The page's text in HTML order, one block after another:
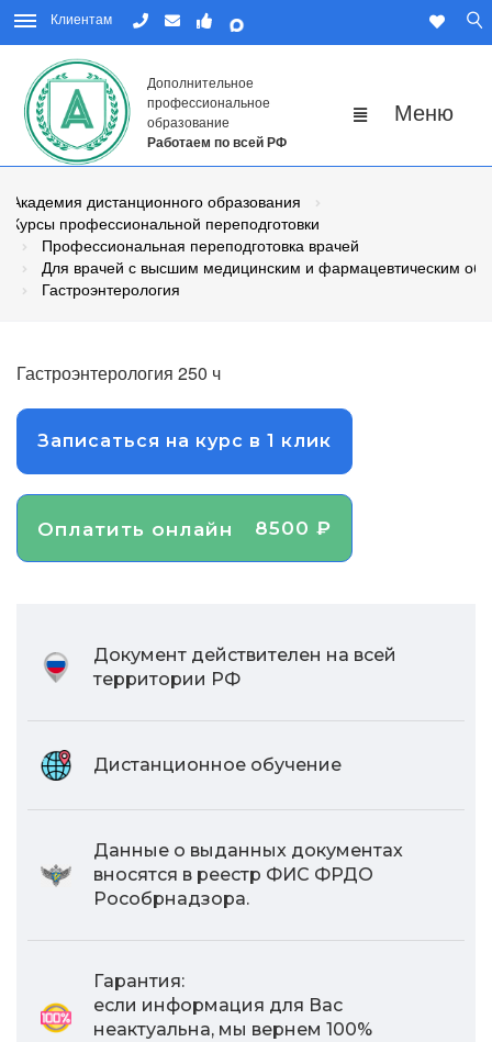
Клиентам
Дополнительное
профессиональное
образование
Работаем по всей РФ
Академия дистанционного образования
Курсы профессиональной переподготовки
Профессиональная переподготовка врачей
Для врачей с высшим медицинским и фармацевтическим
Гастроэнтерология
Гастроэнтерология 250 ч
Записаться на курс в 1 клик
Оплатить онлайн 8500 ₽
Документ действителен на всей
территории РФ
Дистанционное обучение
Данные о выданных документах
вносятся в реестр ФИС ФРДО
Рособрнадзора.
Гарантия:
если информация для Вас
неактуальна, мы вернем 100%